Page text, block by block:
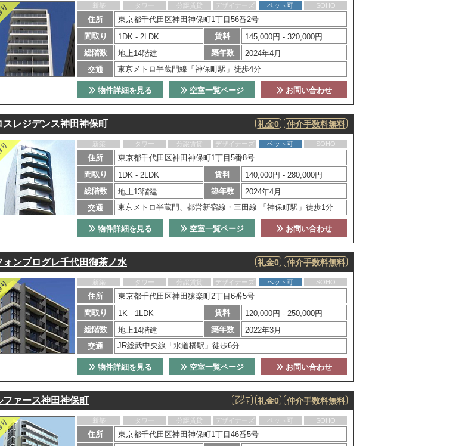
新築 タワー 分譲賃貸 デザイナーズ ペット可 SOHO
住所
東京都千代田区神田神保町1丁目56番2号
間取り
1DK - 2LDK 賃料
145,000円 - 320,000円
総階数
地上14階建 築年数
2024年4月
交通
東京メトロ半蔵門線「神保町駅」徒歩4分
お問い合わせ
空室一覧ページ
物件詳細を見る
スレジデンス神田神保町 仲介手数料無料
礼金0
新築 タワー 分譲賃貸 デザイナーズ ペット可 SOHO
住所
東京都千代田区神田神保町1丁目5番8号
間取り
1DK - 2LDK 賃料
140,000円 - 280,000円
総階数
地上13階建 築年数
2024年4月
交通
東京メトロ半蔵門、都営新宿線・三田線 「神保町駅」徒歩1分
お問い合わせ
空室一覧ページ
物件詳細を見る
ォンプログレ千代田御茶ノ水 仲介手数料無料
礼金0
新築 タワー 分譲賃貸 デザイナーズ ペット可 SOHO
住所
東京都千代田区神田猿楽町2丁目6番5号
間取り
1K - 1LDK 賃料
120,000円 - 250,000円
総階数
地上14階建 築年数
2022年3月
交通
JR総武中央線「水道橋駅」徒歩6分
お問い合わせ
空室一覧ページ
物件詳細を見る
ファース神田神保町 仲介手数料無料
礼金0
フリー
レント
新築 タワー 分譲賃貸 デザイナーズ ペット可 SOHO
住所
東京都千代田区神田神保町1丁目46番5号